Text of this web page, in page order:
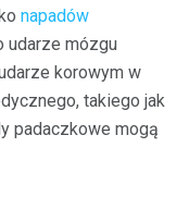
napadów
udarze mózgu
korowym w
takiego jak
padaczkowe mogą